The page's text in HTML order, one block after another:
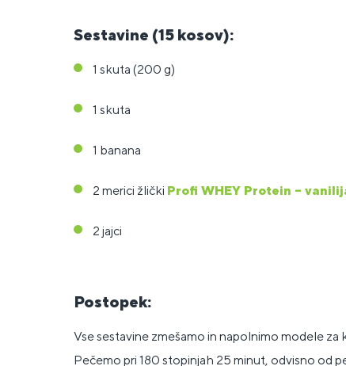
Sestavine (15 kosov):
1 skuta (200 g)
1 skuta
1 banana
2 merici žlički Profi WHEY Protein –
2 jajci
Postopek:
Vse sestavine zmešamo in napolnimo modele za
Pečemo pri 180 stopinjah 25 minut, odvisno od